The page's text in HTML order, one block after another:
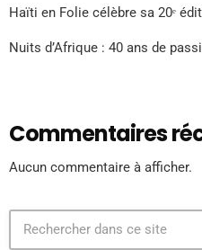
Haïti en Folie célèbre sa 20ᵉ
Nuits d’Afrique : 40 ans de
Commentaires
Aucun commentaire à afficher.